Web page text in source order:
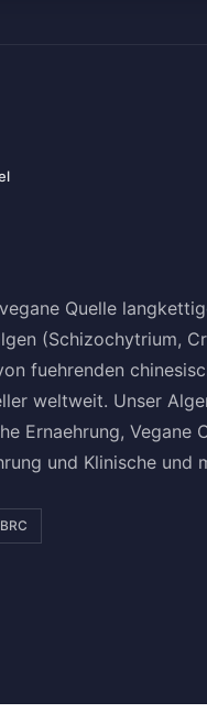
Quelle
(Schizochytrium,
fuehrenden
weltweit. Unser
Ernaehrung, Vegane
und Klinische und
BRC